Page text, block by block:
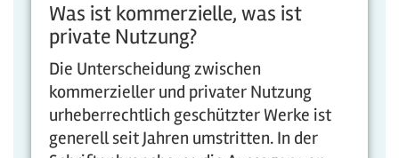
Was ist kommerzielle, was ist
private Nutzung?
Die Unterscheidung zwischen
kommerzieller und privater Nutzung
urheberrechtlich geschützter Werke ist
generell seit Jahren umstritten. In der